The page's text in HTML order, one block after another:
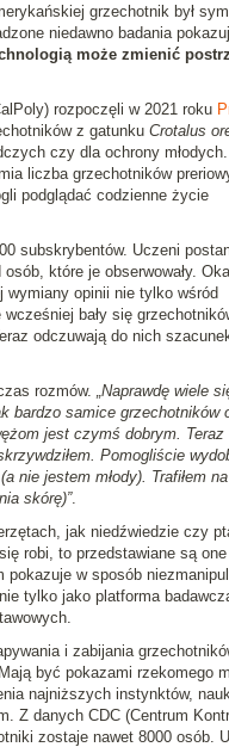
grzechotnik był
niedawno badania
może zmienić
rozpoczęli w 2021 roku
z gatunku Crotalus
czy dla ochrony
liczba grzechotników
podglądać codzienne życie
subskrybentów. Uczeni
które je obserwowały.
opinii nie tylko wśród
bały się
odczuwają do nich
rozmów. „Naprawdę wiele
bardzo samice grzechotników
jest czymś dobrym. Teraz
Pomogliście
nie jestem młody). Trafiłem
skórę)”.
jak niedźwiedzie czy
robi, to przedstawiane są one
w sposób
tylko jako platforma
i zabijania
być pokazami rzekomego
najniższych instynktów,
Z danych CDC (Centrum
zostaje nawet 8000 osób.